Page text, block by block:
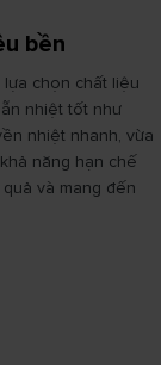
bền
chọn chất liệu
nhiệt tốt như
nhiệt nhanh, vừa
năng hạn chế
và mang đến